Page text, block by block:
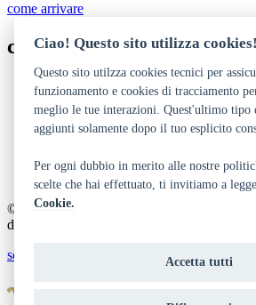
come arrivare
contatti
festival@orienteoccidente.it
https://www.orienteoccidente.it/
Dichiarazione di accessibilità
Note legali e crediti
Art Bonus
© 2014 - 2026 TrentinoCultura - Ideazione e
del Dipartimento Cultura, Turismo,
scrivi alla redazione
Ciao! Questo sito utilizza cookies!
Questo sito utilzza cookies tecnici per
funzionamento e cookies di tracciamento
meglio le tue interazioni. Quest'ultimo tipo
aggiunti solamente dopo il tuo esplicito
Per ogni dubbio in merito alle nostre
scelte che hai effettuato, ti invitiamo a
Cookie.
Accetta tutti